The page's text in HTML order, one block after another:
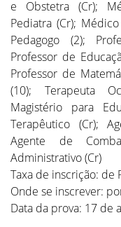
e Obstetra (Cr);
Pediatra (Cr);
Pedagogo (2);
Professor de
Professor de
(10); Terapeuta
Magistério para
Terapêutico (Cr);
Agente de
Administrativo (Cr)
Taxa de inscrição: de
Onde se inscrever:
Data da prova: 17 de